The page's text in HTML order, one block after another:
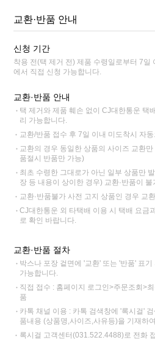
교환·반품 안내
신청 기간
착용 전(택 제거 전) 제품 수령일로부터 7일
에서 직접 신청 가능합니다.
교환·반품 안내
택 제거와 제품 훼손 없이 CJ대한통운 택
리 가능합니다.
교환/반품 접수 후 7일 이내 미도착시 자
교환의 경우 동일한 상품의 사이즈 교환
품절시 반품만 가능)
최초 수령한 그대로가 아닌 일부 상품만
장 등 내용이 상이한 경우) 교환·반품이 불
교환·반품불가 사전 고지 상품인 경우 교
CJ대한통운 외 타택배 이용 시 택배 요금
로 확인 바랍니다.
교환·반품 절차
박스나 포장 겉면에 '교환' 또는 '반품' 표
가능합니다.
직접 접수 : 홈페이지 로그인>주문조회>
품
카톡 채널 이용 : 카톡 검색창에 '록시걸'
품내용 (상품명,사이즈,사유등)을 기재하
록시걸 고객센터(031.522.4488)로 전화